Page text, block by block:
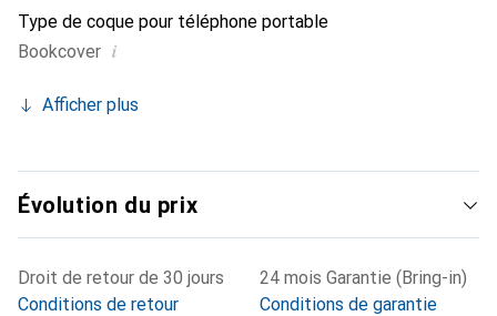
Type de coque pour téléphone portable
Bookcover i
Afficher plus
Évolution du prix
Droit de retour de 30 jours
Conditions de retour
24 mois Garantie (Bring-in)
Conditions de garantie